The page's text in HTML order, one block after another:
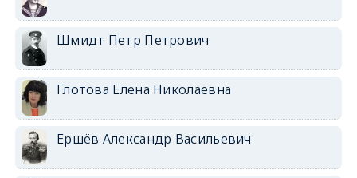
Шмидт Петр Петрович
Глотова Елена Николаевна
Ершёв Александр Васильевич